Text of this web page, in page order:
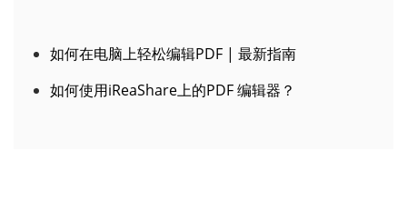
如何在电脑上轻松编辑PDF | 最新指南
如何使用iReaShare上的PDF 编辑器？